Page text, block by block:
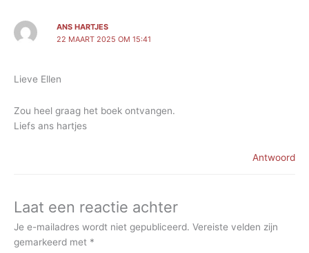
ANS HARTJES
22 MAART 2025 OM 15:41
Lieve Ellen
Zou heel graag het boek ontvangen.
Liefs ans hartjes
Antwoord
Laat een reactie achter
Je e-mailadres wordt niet gepubliceerd. Vereiste velden zijn
gemarkeerd met *